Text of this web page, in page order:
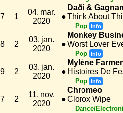
7 1
04. mar.
2020
●
Daði &
Think About
Pop Info
8 2
03. jan.
2020
●
Monkey
Worst Lover
Pop Info
9 2
03. jan.
2020
●
Mylène Farmer
Histoires De
Pop Info
7 2
11. nov.
2020
●
Chromeo
Clorox Wipe
Dance/